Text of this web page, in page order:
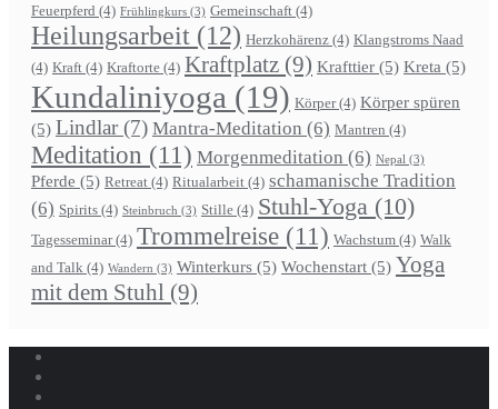
Feuerpferd (4) Frühlingkurs (3) Gemeinschaft (4)
Heilungsarbeit (12) Herzkohärenz (4) Klangstroms Naad
(4) Kraft (4) Kraftorte (4) Kraftplatz (9) Krafttier (5) Kreta (5)
Kundaliniyoga (19) Körper(4) Körper spüren
(5) Lindlar(7) Mantra-Meditation (6) Mantren (4)
Meditation (11) Morgenmeditation (6) Nepal (3)
Pferde (5) Retreat (4) Ritualarbeit (4) schamanische Tradition
(6) Spirits (4) Steinbruch (3) Stille (4) Stuhl-Yoga (10)
Tagesseminar(4) Trommelreise (11) Wachstum (4) Walk
and Talk (4) Wandern (3) Winterkurs (5) Wochenstart (5) Yoga
mit dem Stuhl (9)